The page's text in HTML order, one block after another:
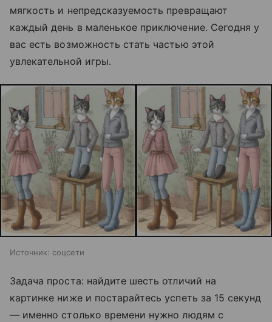
мягкость и непредсказуемость превращают
каждый день в маленькое приключение. Сегодня у
вас есть возможность стать частью этой
увлекательной игры.
Источник: соцсети
Задача проста: найдите шесть отличий на
картинке ниже и постарайтесь успеть за 15 секунд
— именно столько времени нужно людям с